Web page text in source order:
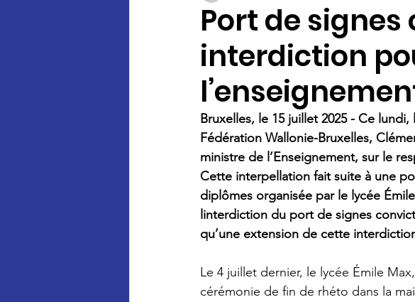
Port de
interdiction
Bruxelles, le 15 juillet 2025 - Ce
Fédération Wallonie-Bruxelles,
ministre de l’Enseignement, sur le
Cette interpellation fait suite à une
diplômes organisée par le lycée
linterdiction du port de signes
qu’une extension de cette
Le 4 juillet dernier, le lycée Émile
cérémonie de fin de rhéto dans la